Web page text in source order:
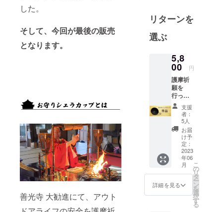
した。
そして、今回が最後の販売
となります。
善光寺 大勧進にて、アウト
をはじめ、
大人の暮ら
しが豊かに
した商品を
提案してい
ます。
リターンを
選ぶ
5,8
00 円
護摩祈
願を
行っ
た、善
光寺ロ
ゴ入り
シェラ
カッ
プ 1個
※限定品
につ
き、一
般販売
の予定
はあり
支援
者：
5人
お届
け予
定：
2023
年06
月
詳細を見る
こ
の
リ
タ
ー
ン
を
選
択
す
る